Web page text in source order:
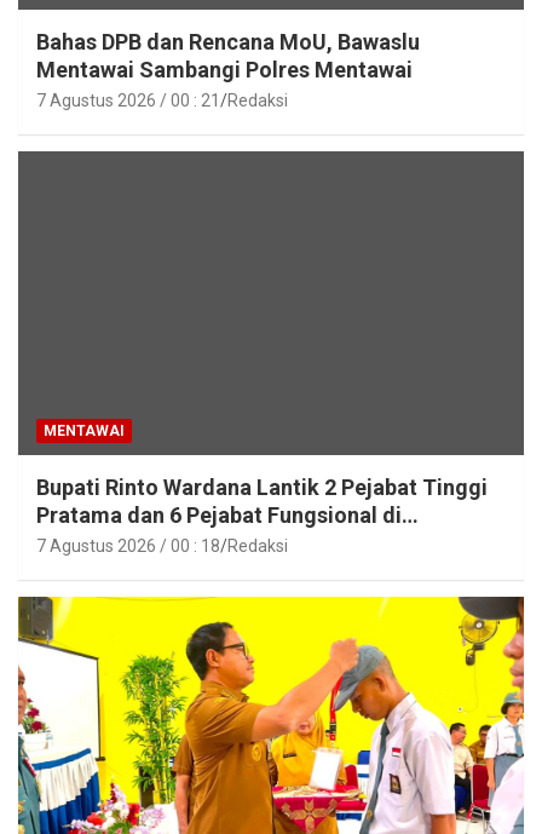
Bahas DPB dan Rencana MoU, Bawaslu
Mentawai Sambangi Polres Mentawai
7 Agustus 2026 / 00 : 21 Redaksi
MENTAWAI
Bupati Rinto Wardana Lantik 2 Pejabat Tinggi
Pratama dan 6 Pejabat Fungsional di
Lingkungan Pemkab Kepulauan Mentawai
7 Agustus 2026 / 00 : 18 Redaksi